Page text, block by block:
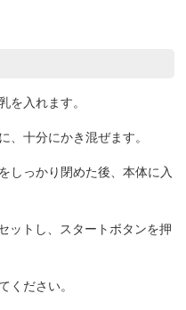
入れます。
十分にかき混ぜます。
しっかり閉めた後、本体に入
トし、スタートボタンを押
ださい。